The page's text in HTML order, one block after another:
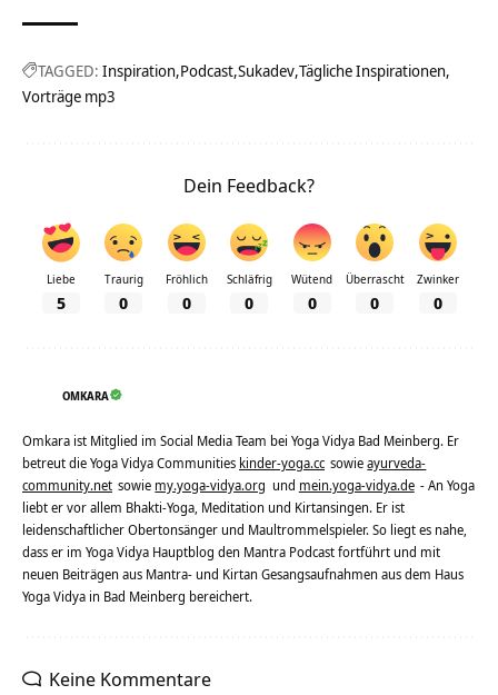
TAGGED: Inspiration Podcast Sukadev Tägliche Inspirationen
Vorträge mp3
Dein Feedback?
Liebe
5
Traurig
0
Fröhlich
0
Schläfrig
0
Wütend
0
Überrascht
0
Zwinker
0
OMKARA
Omkara ist Mitglied im Social Media Team bei Yoga Vidya Bad Meinberg. Er
betreut die Yoga Vidya Communities kinder-yoga.cc sowieayurveda-
community.net sowie my.yoga-vidya.org und mein.yoga-vidya.de - An Yoga
liebt er vor allem Bhakti-Yoga, Meditation und Kirtansingen. Er ist
leidenschaftlicher Obertonsänger und Maultrommelspieler. So liegt es nahe,
dass er im Yoga Vidya Hauptblog den Mantra Podcast fortführt und mit
neuen Beiträgen aus Mantra- und Kirtan Gesangsaufnahmen aus dem Haus
Yoga Vidya in Bad Meinberg bereichert.
Keine Kommentare